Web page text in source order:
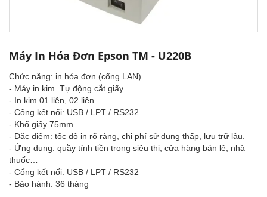
Máy In Hóa Đơn Epson TM - U220B
Chức năng: in hóa đơn (cổng LAN)
- Máy in kim Tự động cắt giấy
- In kim 01 liên, 02 liên
- Cổng kết nối: USB / LPT / RS232
- Khổ giấy 75mm.
- Đặc điểm: tốc độ in rõ ràng, chi phí sử dụng thấp, lưu trữ lâu.
- Ứng dụng: quầy tính tiền trong siêu thị, cửa hàng bán lẻ, nhà
thuốc…
- Cổng kết nối: USB / LPT / RS232
- Bảo hành: 36 tháng